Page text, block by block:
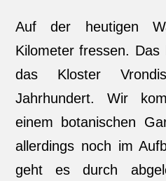
Auf der heutigen
Kilometer fressen. Das
das Kloster
Jahrhundert. Wir
einem botanischen
allerdings noch im
geht es durch